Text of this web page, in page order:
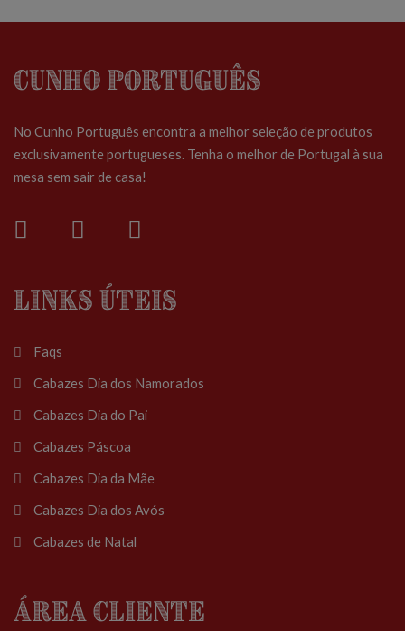
Cunho Português
No Cunho Português encontra a melhor seleção de produtos
exclusivamente portugueses. Tenha o melhor de Portugal à sua
mesa sem sair de casa!
Links Úteis
Faqs
Cabazes Dia dos Namorados
Cabazes Dia do Pai
Cabazes Páscoa
Cabazes Dia da Mãe
Cabazes Dia dos Avós
Cabazes de Natal
Área Cliente